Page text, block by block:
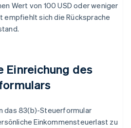
Wert von 100 USD oder weniger
empfiehlt sich die Rücksprache
Einreichung des
das 83(b)-Steuerformular
Einkommensteuerlast zu